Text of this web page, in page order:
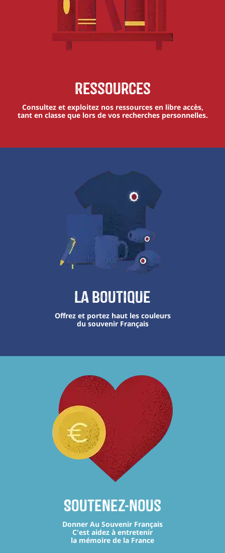
Ressources
Consultez et exploitez nos ressources en libre accès,
tant en classe que lors de vos recherches personnelles.
La boutique
Offrez et portez haut les couleurs
du souvenir Français
Soutenez-nous
Donner Au Souvenir Français
C'est aidez à entretenir
la mémoire de la France